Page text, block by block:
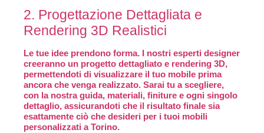
2. Progettazione Dettagliata e
Rendering 3D Realistici
Le tue idee prendono forma. I nostri esperti designer
creeranno un progetto dettagliato e rendering 3D,
permettendoti di visualizzare il tuo mobile prima
ancora che venga realizzato. Sarai tu a scegliere,
con la nostra guida, materiali, finiture e ogni singolo
dettaglio, assicurandoti che il risultato finale sia
esattamente ciò che desideri per i tuoi mobili
personalizzati a Torino.